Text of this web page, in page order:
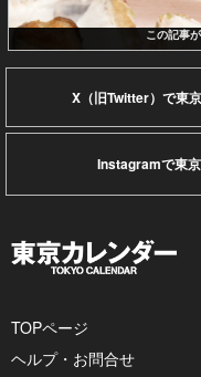
この記事
X（旧Twitter）で東
Instagramで東
TOPページ
ヘルプ・お問合せ